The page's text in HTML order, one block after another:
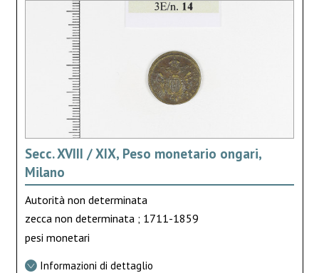
Secc. XVIII / XIX, Peso monetario ongari,
Milano
Autorità non determinata
zecca non determinata ; 1711-1859
pesi monetari
Informazioni di dettaglio